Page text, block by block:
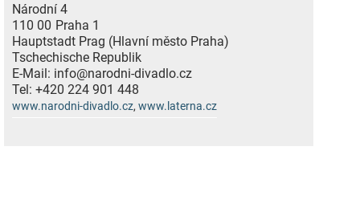
Národní 4
110 00 Praha 1
Hauptstadt Prag (Hlavní město Praha)
Tschechische Republik
E-Mail: info@narodni-divadlo.cz
Tel: +420 224 901 448
www.narodni-divadlo.cz, www.laterna.cz